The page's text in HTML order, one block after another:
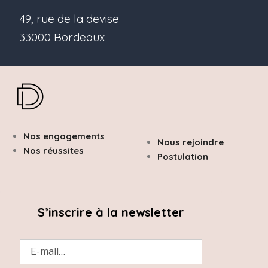
49, rue de la devise
33000 Bordeaux
Nous rejoindre
Postulation
Nos engagements
Nos réussites
S’inscrire à la newsletter